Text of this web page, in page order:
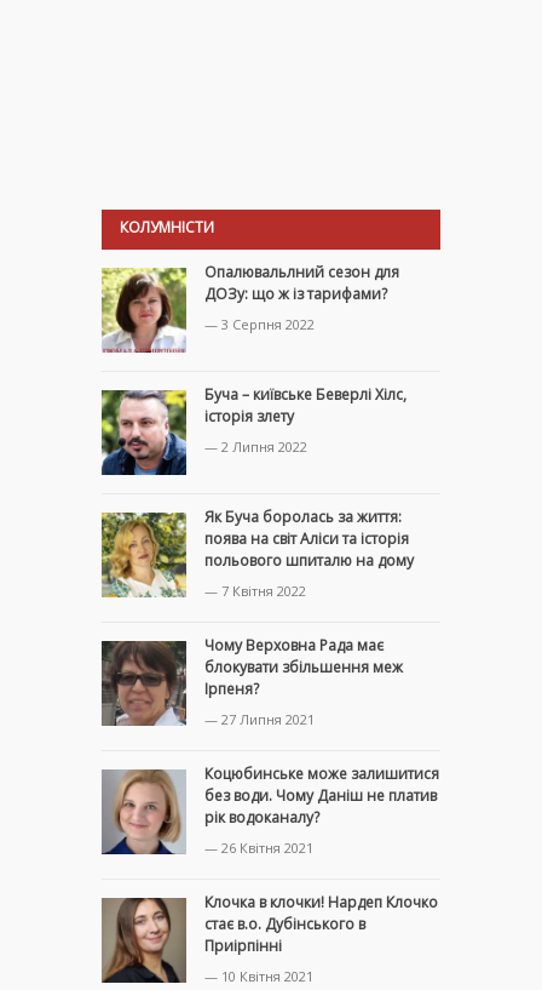
КОЛУМНІСТИ
Опалювальлний сезон для
ДОЗу: що ж із тарифами?
— 3 Серпня 2022
Буча – київське Беверлі Хілс,
історія злету
— 2 Липня 2022
Як Буча боролась за життя:
поява на світ Аліси та історія
польового шпиталю на дому
— 7 Квітня 2022
Чому Верховна Рада має
блокувати збільшення меж
Ірпеня?
— 27 Липня 2021
Коцюбинське може залишитися
без води. Чому Даніш не платив
рік водоканалу?
— 26 Квітня 2021
Клочка в клочки! Нардеп Клочко
стає в.о. Дубінського в
Приірпінні
— 10 Квітня 2021